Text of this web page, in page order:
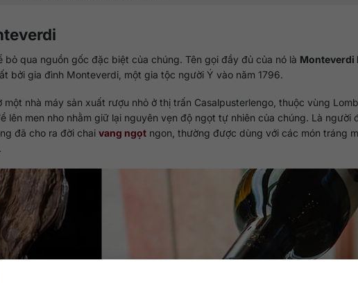
qua nguồn gốc đặc biệt của chúng. Tên gọi đầy đủ của nó là Monteverdi
bởi gia đình Monteverdi, một gia tộc người Ý vào năm 1796.
nhà máy sản xuất rượu nhỏ ở thị trấn Casalpusterlengo, thuộc vùng
men nho nhằm giữ lại nguyên vẹn độ ngọt tự nhiên của chúng. Là người
đã cho ra đời chai vang ngọt ngon, thường được dùng với các món tráng